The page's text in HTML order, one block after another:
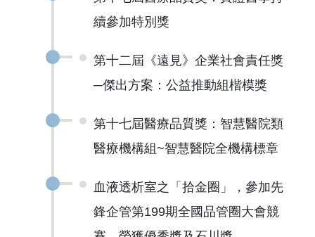
續參加特別獎
第十二屆《遠見》企業社會責任獎
─傑出方案：公益推動組楷模獎
第十七屆醫療品質獎：智慧醫院類
醫療機構組~智慧醫院全機構標章
血液透析室之「拾金圈」，參加先
鋒企管第199期全國品管圈大會競